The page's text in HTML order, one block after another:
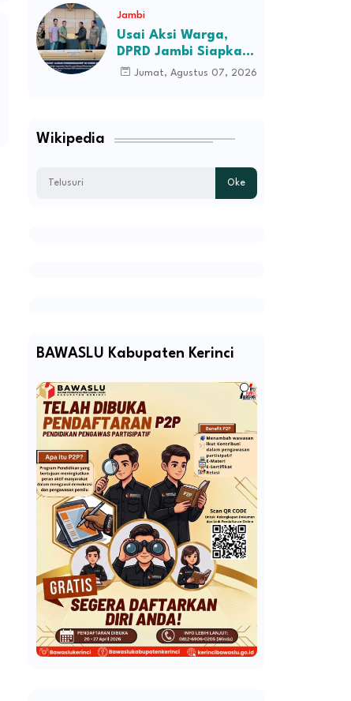
Jambi
Usai Aksi Warga,
DPRD Jambi Siapkan
RDP Jalan Simpang
Jumat, Agustus 07, 2026
Wikipedia
BAWASLU Kabupaten Kerinci